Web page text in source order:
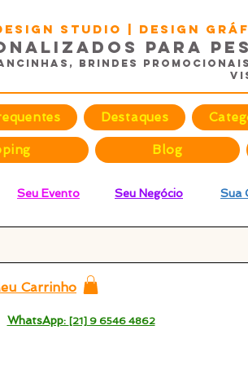
STUDIO | Design
para
Brindes
Destaques
Blog
Seu Evento Seu Negócio Sua
Carrinho
WhatsApp: [21] 9 6546 4862